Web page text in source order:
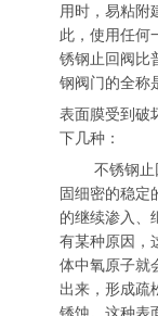
用时，易粘附
此，使用任何
锈钢止回阀比
钢阀门的全称
表面膜受到破
下几种：
不锈钢
固细密的稳定
的继续渗入、
有某种原因，
体中氧原子就
出来，形成疏